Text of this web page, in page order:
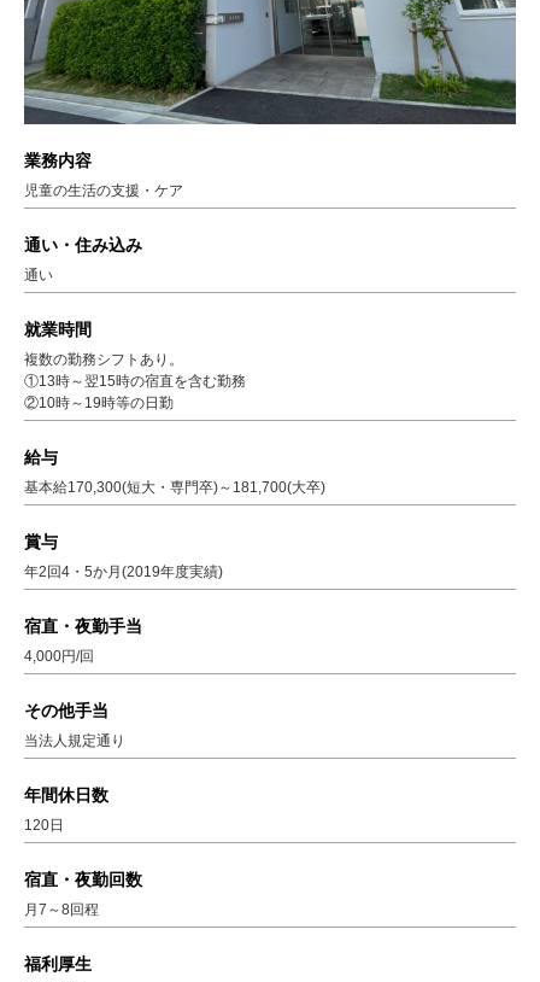
業務内容
児童の生活の支援・ケア
通い・住み込み
通い
就業時間
複数の勤務シフトあり。
①13時～翌15時の宿直を含む勤務
②10時～19時等の日勤
給与
基本給170,300(短大・専門卒)～181,700(大卒)
賞与
年2回4・5か月(2019年度実績)
宿直・夜勤手当
4,000円/回
その他手当
当法人規定通り
年間休日数
120日
宿直・夜勤回数
月7～8回程
福利厚生